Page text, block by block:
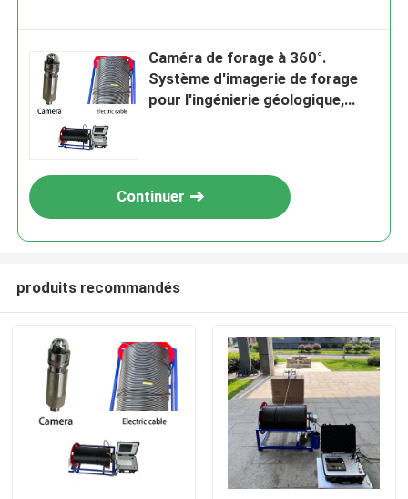
Caméra de forage à 360°.
Système d'imagerie de forage
pour l'ingénierie géologique,
Continuer
produits recommandés